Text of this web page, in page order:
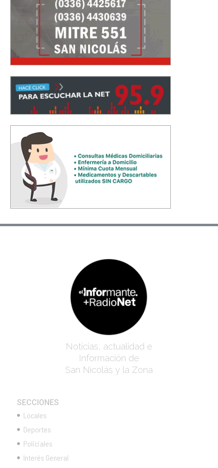
Noticias, actualidad e
Información de
San Nicolás y la Zona
SECCIONES
Locales
Deportes
Policiales
Interés General